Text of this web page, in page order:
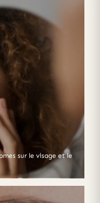
sur le visage et le